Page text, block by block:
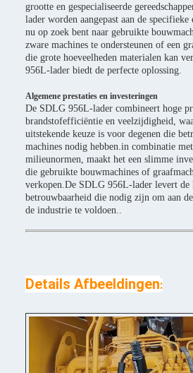
grootte en gespecialiseerde
lader worden aangepast aan de
nu op zoek bent naar gebruikte
zware machines te ondersteunen of een
die grote hoeveelheden materialen kan
956L-lader biedt de perfecte oplossing.
Algemene prestaties en investeringen
De SDLG 956L-lader combineert hoge
brandstofefficiëntie en veelzijdigheid,
uitstekende keuze is voor degenen die
machines nodig hebben.in combinatie
milieunormen, maakt het een slimme
die gebruikte bouwmachines of
verkopen.De SDLG 956L-lader levert de
betrouwbaarheid die nodig zijn om aan
de industrie te voldoen..
Details Afbeeldingen: